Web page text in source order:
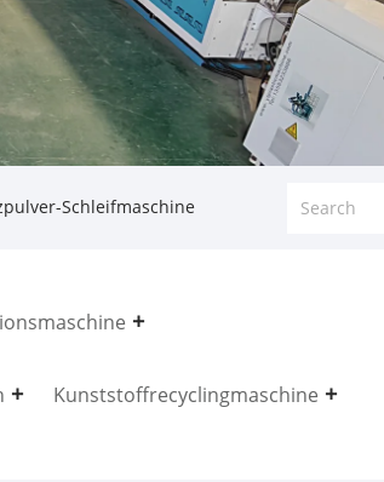
Schleifmaschine
Kunststoffrecyclingmaschine